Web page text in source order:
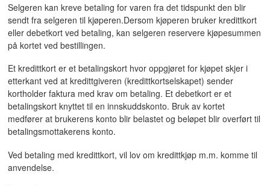
Selgeren kan kreve betaling for varen fra det tidspunkt den blir
sendt fra selgeren til kjøperen.Dersom kjøperen bruker kredittkort
eller debetkort ved betaling, kan selgeren reservere kjøpesummen
på kortet ved bestillingen.
Et kredittkort er et betalingskort hvor oppgjøret for kjøpet skjer i
etterkant ved at kredittgiveren (kredittkortselskapet) sender
kortholder faktura med krav om betaling. Et debetkort er et
betalingskort knyttet til en innskuddskonto. Bruk av kortet
medfører at brukerens konto blir belastet og beløpet blir overført til
betalingsmottakerens konto.
Ved betaling med kredittkort, vil lov om kredittkjøp m.m. komme til
anvendelse.